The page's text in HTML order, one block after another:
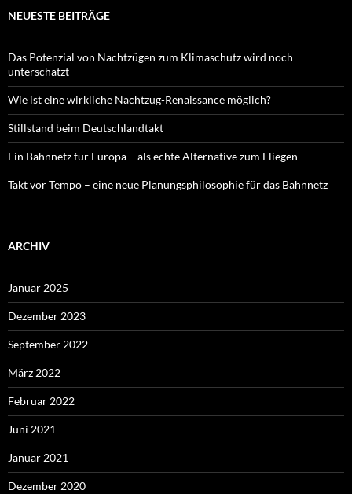
NEUESTE BEITRÄGE
Das Potenzial von Nachtzügen zum Klimaschutz wird noch
unterschätzt
Wie ist eine wirkliche Nachtzug-Renaissance möglich?
Stillstand beim Deutschlandtakt
Ein Bahnnetz für Europa – als echte Alternative zum Fliegen
Takt vor Tempo – eine neue Planungsphilosophie für das Bahnnetz
ARCHIV
Januar 2025
Dezember 2023
September 2022
März 2022
Februar 2022
Juni 2021
Januar 2021
Dezember 2020